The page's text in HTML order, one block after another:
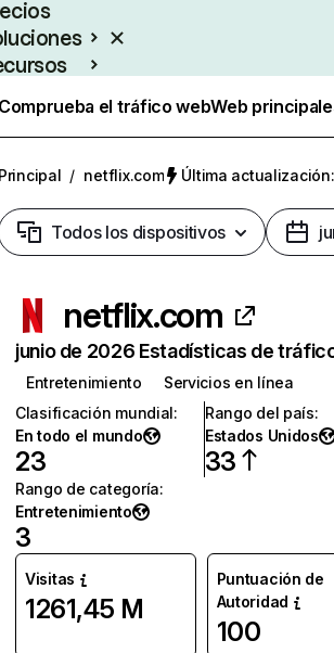
Comprueba el tráfico webWeb
Principal / netflix.com Última
Todos los dispositivos
netflix.com
junio de 2026 Estadísticas de
Entretenimiento
Servicios en línea
Clasificación mundial:
En todo el mundo
23
Rango del país:
Estados Unidos
33
Rango de categoría:
Entretenimiento
3
Visitas
1261,45 M
Puntuación de
Autoridad
100